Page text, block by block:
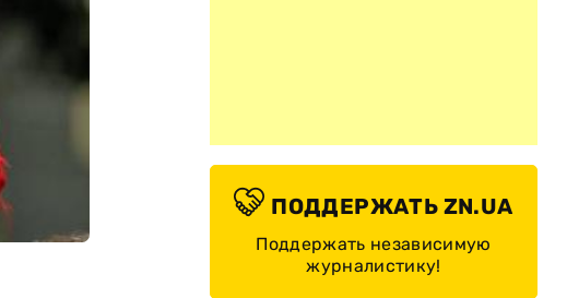
ПОДДЕРЖАТЬ ZN.UA
Поддержать независимую
журналистику!